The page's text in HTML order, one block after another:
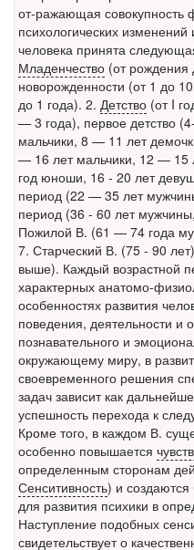
Местная анестезия
Закон о праве родителей
реанимации внесен в
бесплатно, в течении
от-ражающая совокупность
психологических
человека принята
Младенчество (от рождения
новорожденности (от 1 до
до 1 года). 2. Детство (от I
— 3 года), первое детство
мальчики, 8 — 11 лет
— 16 лет мальчики, 12 — 15
год юноши, 16 - 20 лет
период (22 — 35 лет
период (36 - 60 лет
Пожилой В. (61 — 74 года
7. Старческий В. (75 - 90
выше). Каждый возрастной
характерных анатомо-
особенностях развития
поведения, деятельности и
познавательного и
окружающему миру, в
своевременного решения
задач зависит как
успешность перехода к
Кроме того, в каждом В.
особенно повышается
определенным сторонам
Сенситивность) и
для развития психики в
Наступление подобных
свидетельствует о